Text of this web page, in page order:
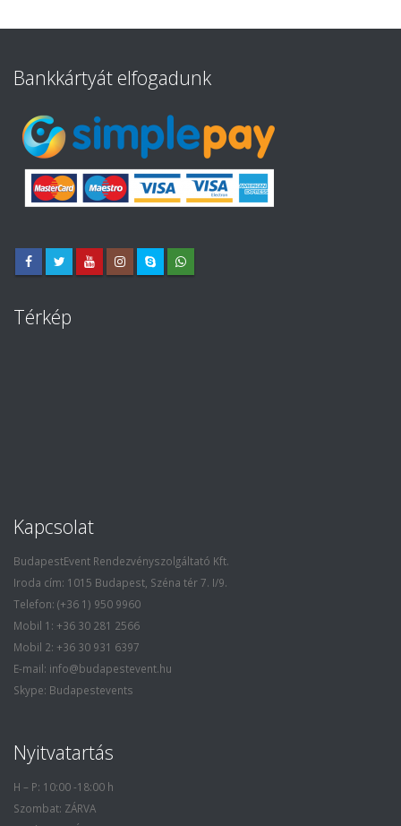
Bankkártyát elfogadunk
Térkép
Kapcsolat
BudapestEvent Rendezvényszolgáltató Kft.
Iroda cím: 1015 Budapest, Széna tér 7. I/9.
Telefon: (+36 1) 950 9960
Mobil 1: +36 30 281 2566
Mobil 2: +36 30 931 6397
E-mail: info@budapestevent.hu
Skype: Budapestevents
Nyitvatartás
H – P: 10:00 -18:00 h
Szombat: ZÁRVA